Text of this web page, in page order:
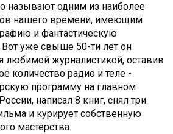
называют одним из наиболее
нашего времени, имеющим
и фантастическую
Вот уже свыше 50-ти лет он
любимой журналистикой, оставив
количество радио и теле -
программу на главном
написал 8 книг, снял три
и курирует собственную
мастерства.